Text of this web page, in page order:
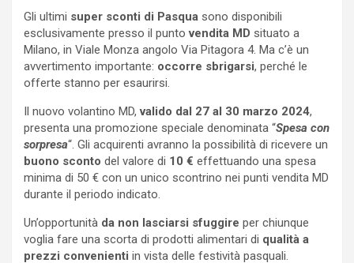
Gli ultimi super sconti di Pasqua sono disponibili
esclusivamente presso il puntovendita MD situato a
Milano, in Viale Monza angolo Via Pitagora 4. Ma c’è un
avvertimento importante: occorre sbrigarsi, perché le
offerte stanno per esaurirsi.
Il nuovo volantino MD,valido dal 27 al 30 marzo 2024,
presenta una promozione speciale denominata “Spesa con
sorpresa“. Gli acquirenti avranno la possibilità di ricevere un
buono sconto del valore di 10 € effettuando una spesa
minima di 50 € con un unico scontrino nei punti vendita MD
durante il periodo indicato.
Un’opportunità da non lasciarsi sfuggire per chiunque
voglia fare una scorta di prodotti alimentari di qualità a
prezzi convenienti in vista delle festività pasquali.